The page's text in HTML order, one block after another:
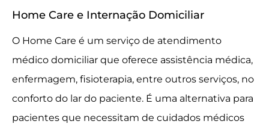
Home Care e Internação Domiciliar
O Home Care é um serviço de atendimento
médico domiciliar que oferece assistência médica,
enfermagem, fisioterapia, entre outros serviços, no
conforto do lar do paciente. É uma alternativa para
pacientes que necessitam de cuidados médicos